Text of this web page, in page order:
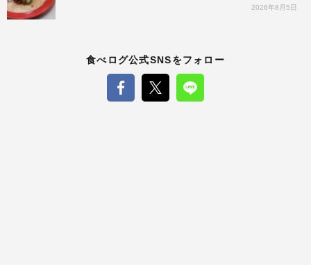
2026年8月5日
食べログ公式SNSをフォロー